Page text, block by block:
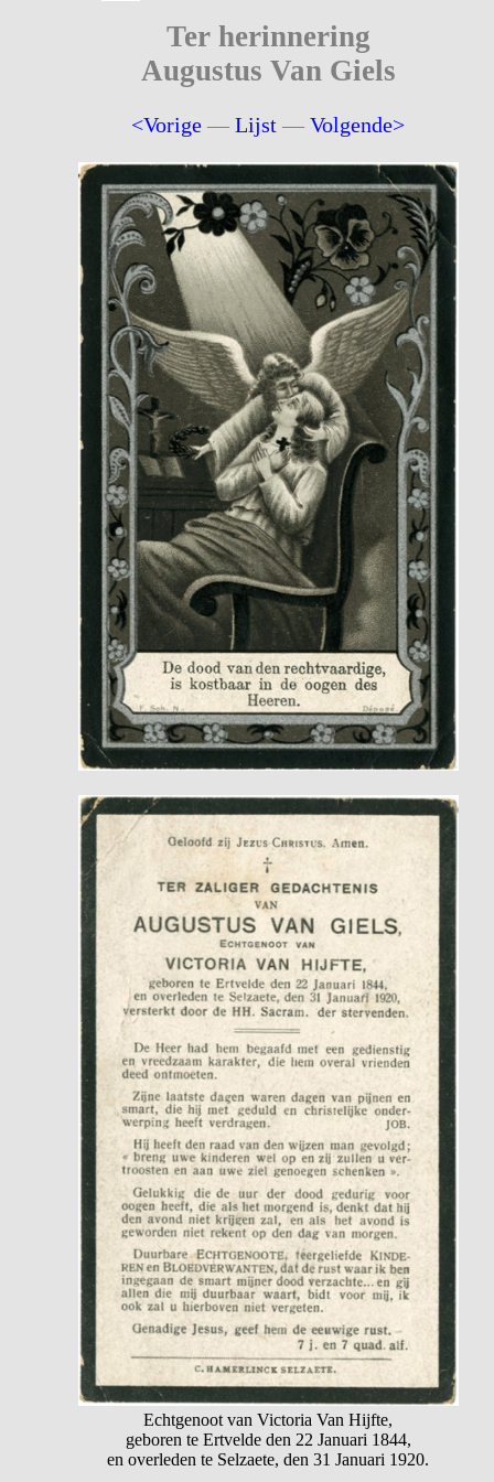
Ter herinnering
Augustus Van Giels
<Vorige —Lijst —Volgende>
Echtgenoot van Victoria Van Hijfte,
geboren te Ertvelde den 22 Januari 1844,
en overleden te Selzaete, den 31 Januari 1920.